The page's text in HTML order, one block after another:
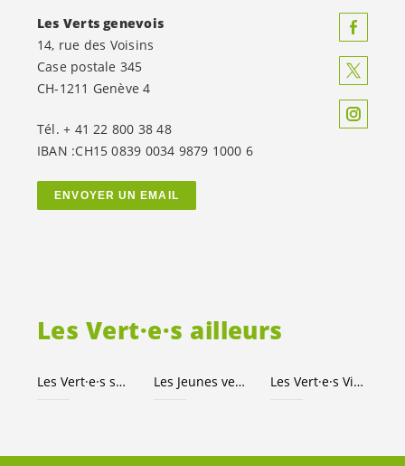
Les Vert·e·s ailleurs
Les Vert·e·s suisses Les Jeunes vert-e-s Les Vert·e·s Ville de Genève
Les Verts genevois
14, rue des Voisins
Case postale 345
CH-1211 Genève 4
Tél. + 41 22 800 38 48
IBAN :CH15 0839 0034 9879 1000 6
ENVOYER UN EMAIL